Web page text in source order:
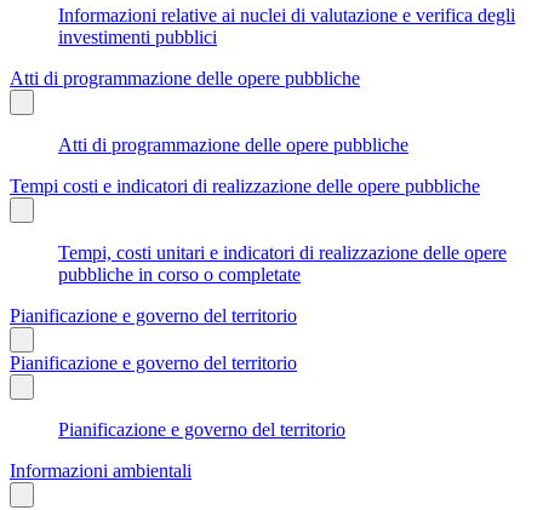
Informazioni relative ai nuclei di valutazione e verifica degli
investimenti pubblici
Atti di programmazione delle opere pubbliche
Atti di programmazione delle opere pubbliche
Tempi costi e indicatori di realizzazione delle opere pubbliche
Tempi, costi unitari e indicatori di realizzazione delle opere
pubbliche in corso o completate
Pianificazione e governo del territorio
Pianificazione e governo del territorio
Pianificazione e governo del territorio
Informazioni ambientali